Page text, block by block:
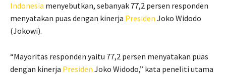
Indonesia menyebutkan, sebanyak 77,2 persen responden
menyatakan puas dengan kinerja Presiden Joko Widodo
(Jokowi).
“Mayoritas responden yaitu 77,2 persen menyatakan puas
dengan kinerja Presiden Joko Widodo,” kata peneliti utama